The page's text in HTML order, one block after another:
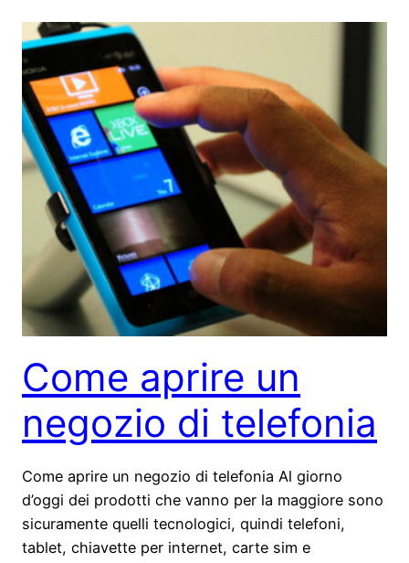
Come aprire un
negozio di telefonia
Come aprire un negozio di telefonia Al giorno
d’oggi dei prodotti che vanno per la maggiore sono
sicuramente quelli tecnologici, quindi telefoni,
tablet, chiavette per internet, carte sim e